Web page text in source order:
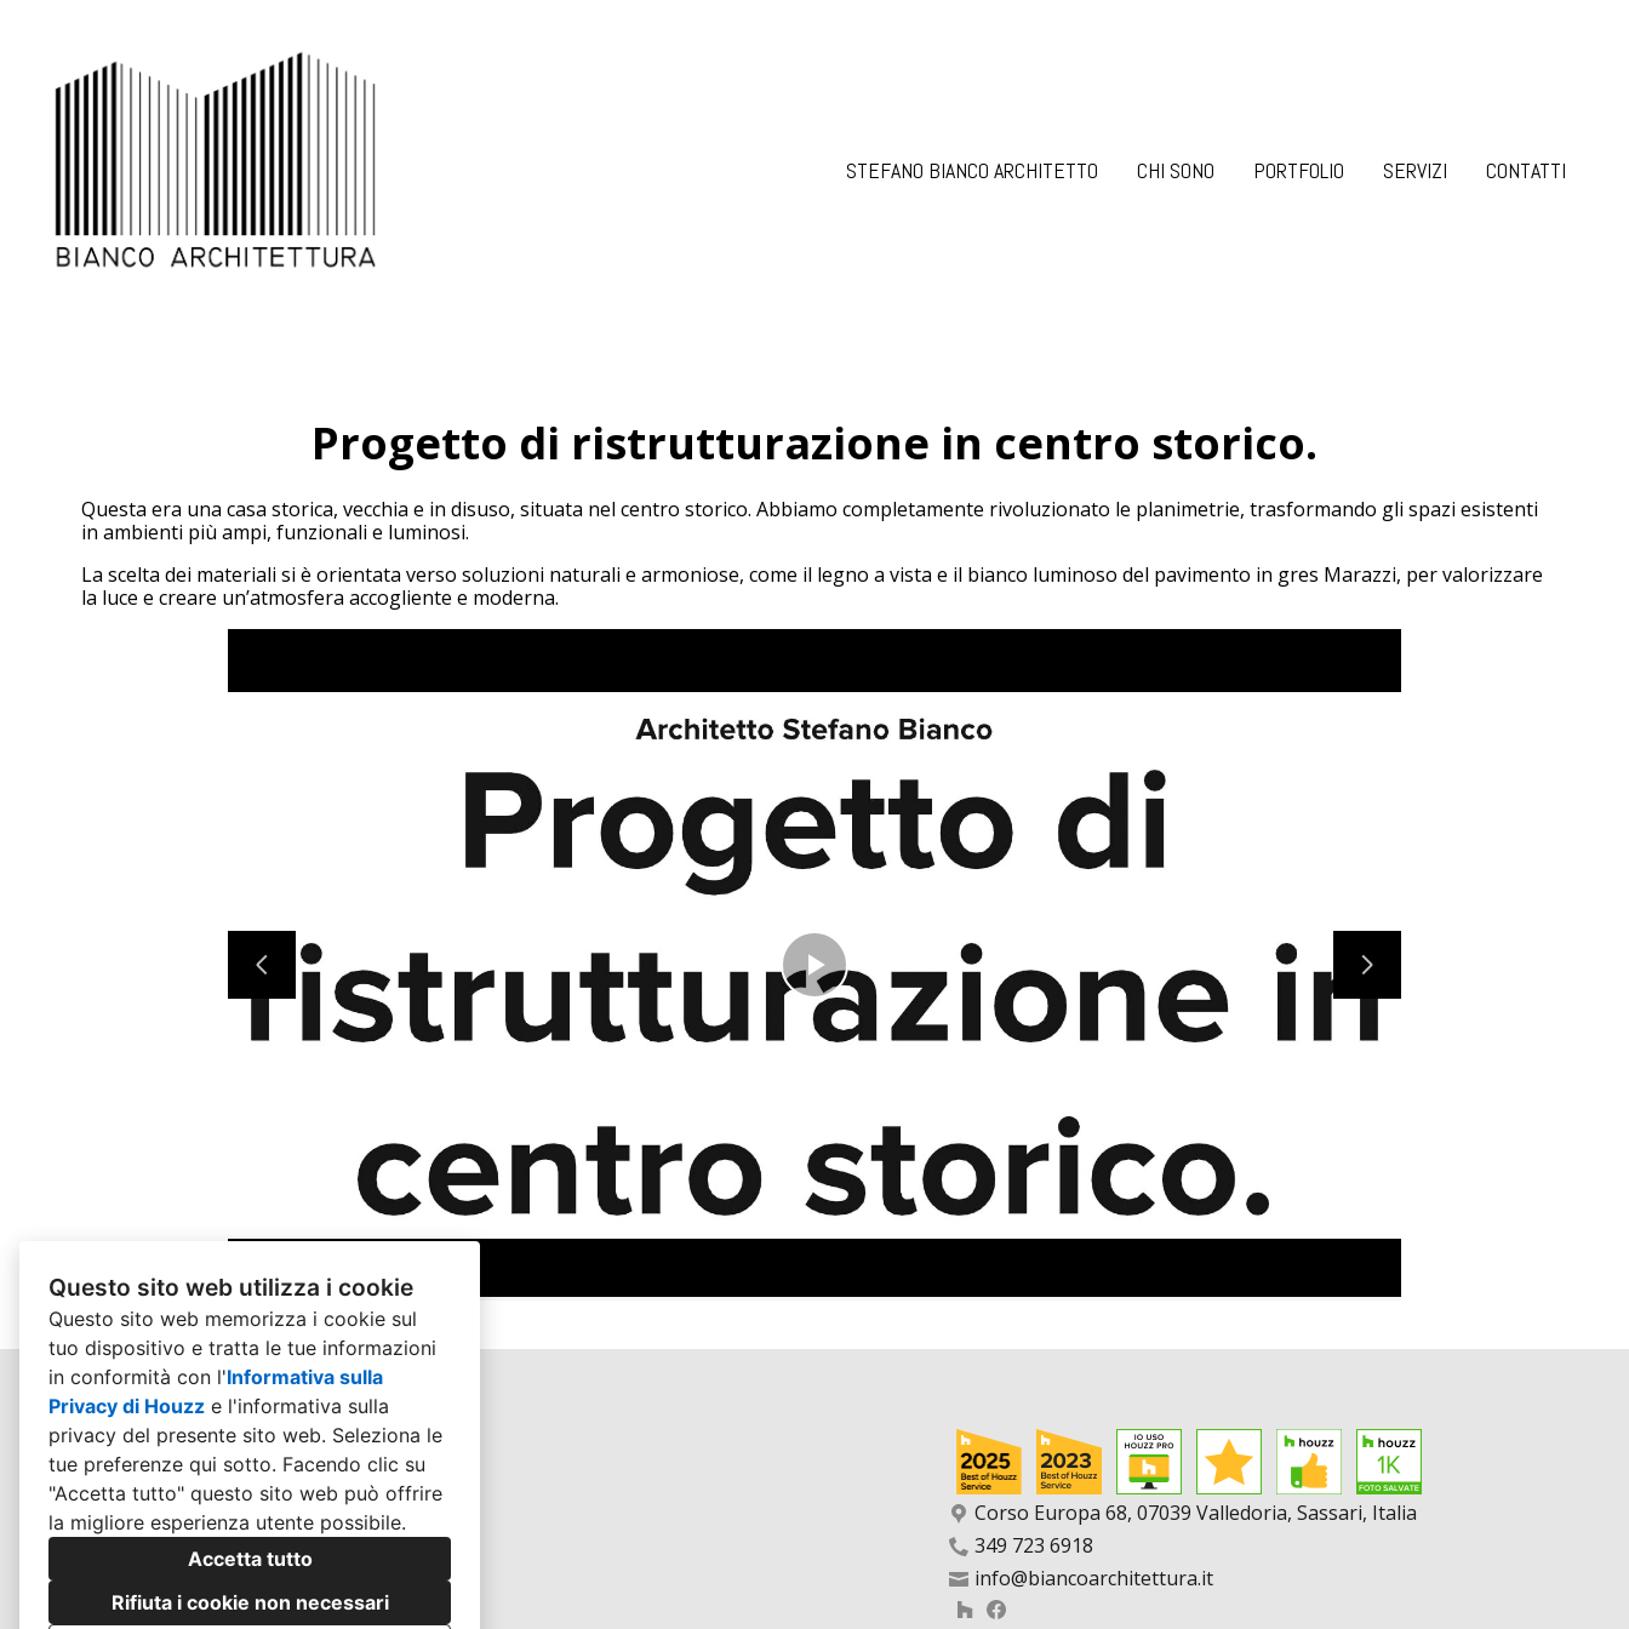
Questo sito web utilizza i cookie
Questo sito web memorizza i cookie sul
tuo dispositivo e tratta le tue informazioni
in conformità con l'Informativa sulla
Privacy di Houzz e l'informativa sulla
privacy del presente sito web. Seleziona le
tue preferenze qui sotto. Facendo clic su
"Accetta tutto" questo sito web può offrire
la migliore esperienza utente possibile.
Accetta tutto
Rifiuta i cookie non necessari
contenuti
STEFANO BIANCO ARCHITETTO CHI SONO PORTFOLIO SERVIZI CONTATTI
Progetto di ristrutturazione in centro storico.
Questa era una casa storica, vecchia e in disuso, situata nel centro storico. Abbiamo completamente rivoluzionato le planimetrie, trasformando gli spazi esistenti
in ambienti più ampi, funzionali e luminosi.
La scelta dei materiali si è orientata verso soluzioni naturali e armoniose, come il legno a vista e il bianco luminoso del pavimento in gres Marazzi, per valorizzare
la luce e creare un’atmosfera accogliente e moderna.
Play
STEFANO BIANCO ARCHITETTO
CHI SONO
CONTATTI
Corso Europa 68, 07039 Valledoria, Sassari, Italia
349 723 6918
info@biancoarchitettura.it